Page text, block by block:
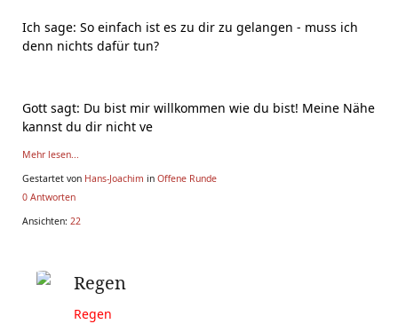
Ich sage: So einfach ist es zu dir zu gelangen - muss ich
denn nichts dafür tun?
Gott sagt: Du bist mir willkommen wie du bist! Meine Nähe
kannst du dir nicht ve
Mehr lesen...
Gestartet von Hans-Joachim in Offene Runde
0 Antworten
Ansichten: 22
Regen
Regen